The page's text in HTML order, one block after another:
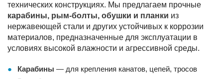
технических конструкциях. Мы предлагаем прочные
карабины, рым-болты, обушки и планки из
нержавеющей стали и других устойчивых к коррозии
материалов, предназначенные для эксплуатации в
условиях высокой влажности и агрессивной среды.
Карабины — для крепления канатов, цепей, тросов